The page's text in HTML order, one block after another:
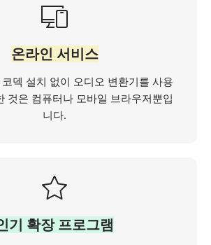
온라인 서비스
덱 설치 없이 오디오 변환기를 사용
것은 컴퓨터나 모바일 브라우저뿐입
니다.
기 확장 프로그램